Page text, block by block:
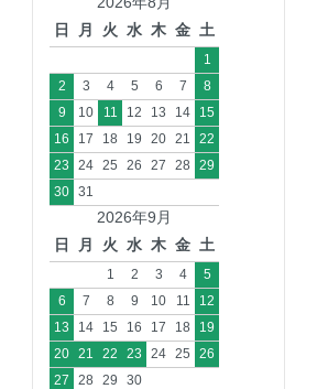
日
月 火 水 木 金 土
1
2
3 4 5 6 7
8
9
10 11 12 13 14
15
16
17 18 19 20 21
22
23
24 25 26 27 28
29
30 31
2026年9月
日
月 火 水 木 金 土
1 2 3 4
5
6
7 8 9 10 11
12
13
14 15 16 17 18
19
20 21 22 23 24 25
26
27
28 29 30